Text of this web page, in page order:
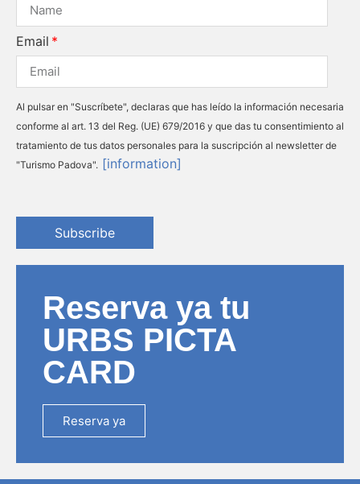
Email
Al pulsar en "Suscríbete", declaras que has leído la información necesaria
conforme al art. 13 del Reg. (UE) 679/2016 y que das tu consentimiento al
tratamiento de tus datos personales para la suscripción al newsletter de
"Turismo Padova". [information]
Subscribe
Reserva ya tu
URBS PICTA
CARD
Reserva ya